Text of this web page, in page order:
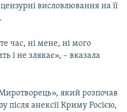
висловлювання на її
час, ні мене, ні мого
і не злякає», – вказала
який розпочав
після анексії Криму Росією,